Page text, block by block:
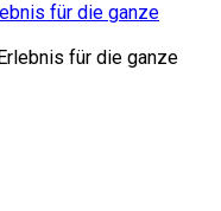
für die ganze